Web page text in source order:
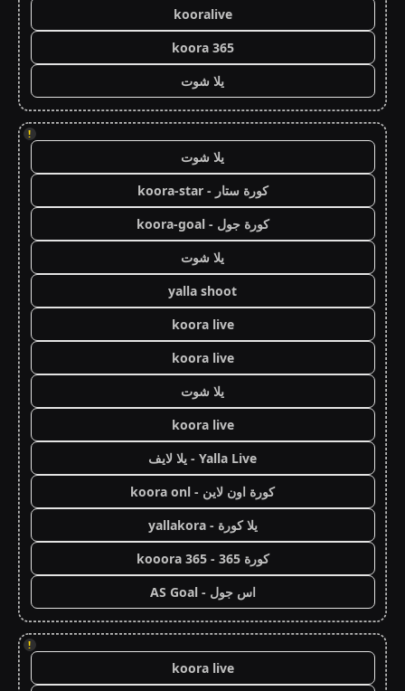
kooralive
koora 365
يلا شوت
!
يلا شوت
كورة ستار - koora-star
كورة جول - koora-goal
يلا شوت
yalla shoot
koora live
koora live
يلا شوت
koora live
Yalla Live - يلا لايف
كورة اون لاين - koora onl
يلا كورة - yallakora
كورة 365 - kooora 365
اس جول - AS Goal
!
koora live